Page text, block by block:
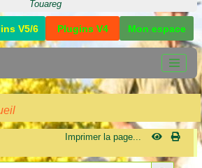
Touareg
V5/6 Plugins V4 Mon espace
Imprimer la page...